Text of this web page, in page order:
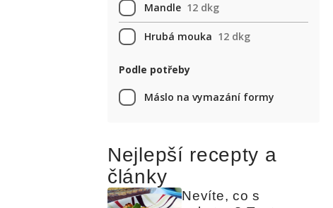
Mandle 12 dkg
Hrubá mouka 12 dkg
Podle potřeby
Máslo na vymazání formy
Nejlepší recepty a
články
Nevíte, co s